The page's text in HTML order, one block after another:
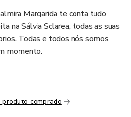
Margarida te conta tudo
na Sálvia Sclarea, todas as suas
Todas e todos nós somos
momento.
produto comprado